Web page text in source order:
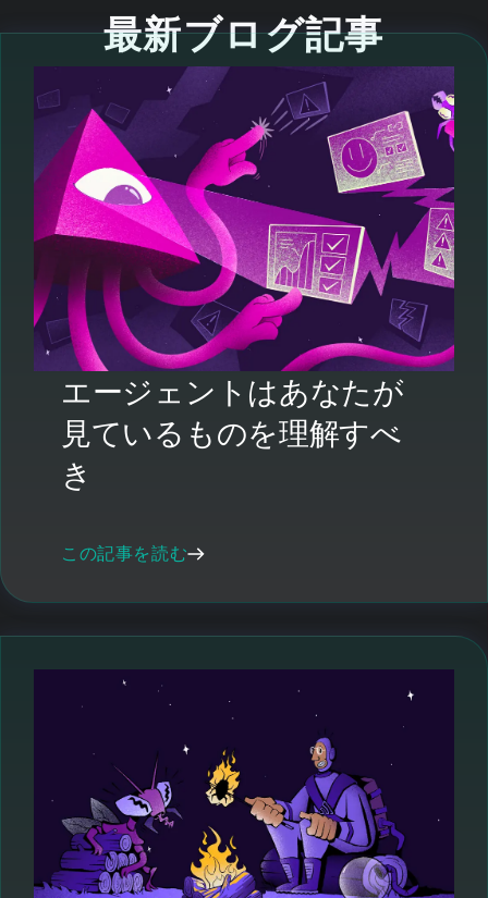
最新ブログ記事
エージェントはあなたが
見ているものを理解すべ
き
この記事を読む